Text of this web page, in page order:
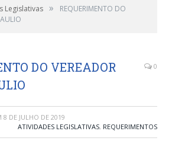
Legislativas »
REQUERIMENTO DO
DO VEREADOR
0
8 DE JULHO DE 2019
ATIVIDADES LEGISLATIVAS, REQUERIMENTOS